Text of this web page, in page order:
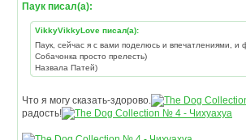
Паук писал(а):
VikkyVikkyLove писал(а):
Паук, сейчас я с вами поделюсь и впечатлениями, и
Собачонка просто прелесть)
Назвала Патей)
Что я могу сказать-здорово.
радость!